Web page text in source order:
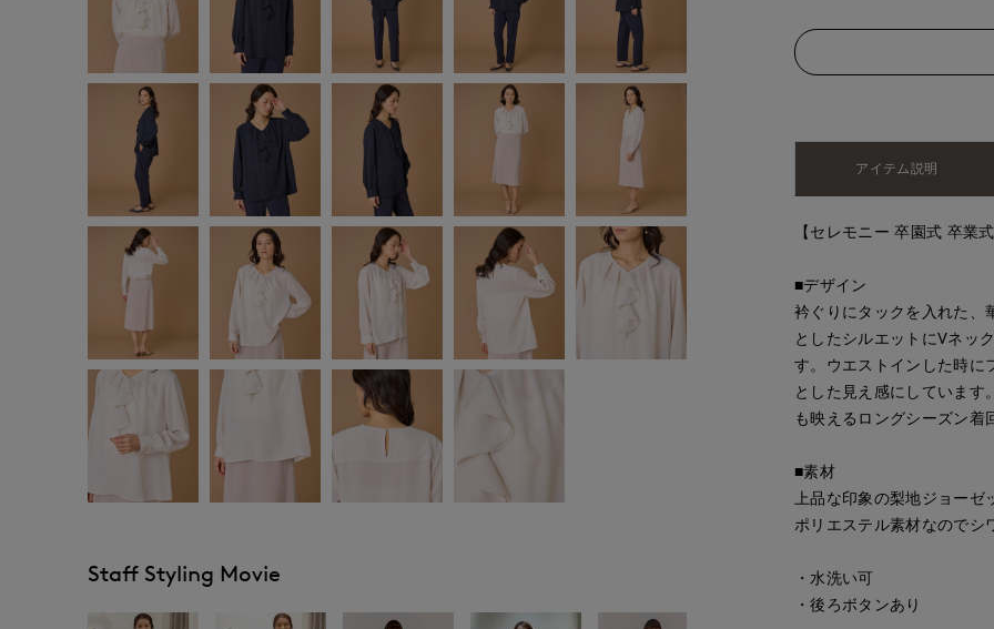
Staff Styling Movie
アイテム説明
【セレモニー 卒園式 卒業
■デザイン
衿ぐりにタックを入れた、
としたシルエットにVネッ
す。ウエストインした時に
とした見え感にしています
も映えるロングシーズン着
■素材
上品な印象の梨地ジョーゼ
ポリエステル素材なのでシ
・水洗い可
・後ろボタンあり